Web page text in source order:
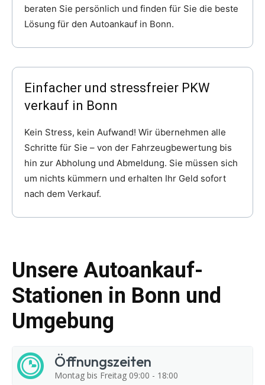
beraten Sie persönlich und finden für Sie die beste
Lösung für den Autoankauf in Bonn.
Einfacher und stressfreier PKW
verkauf in Bonn
Kein Stress, kein Aufwand! Wir übernehmen alle
Schritte für Sie – von der Fahrzeugbewertung bis
hin zur Abholung und Abmeldung. Sie müssen sich
um nichts kümmern und erhalten Ihr Geld sofort
nach dem Verkauf.
Unsere Autoankauf-
Stationen in Bonn und
Umgebung
Öffnungszeiten
Montag bis Freitag 09:00 - 18:00